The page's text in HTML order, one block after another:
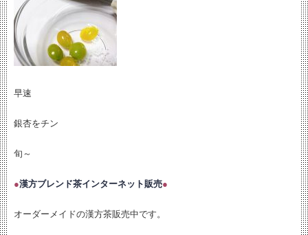
早速
銀杏をチン
旬～
●漢方ブレンド茶インターネット販売●
オーダーメイドの漢方茶販売中です。